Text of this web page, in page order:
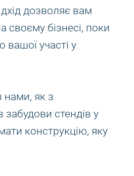
дозволяє вам
своєму бізнесі, поки
вашої участі у
нами, як з
забудови стендів у
конструкцію, яку